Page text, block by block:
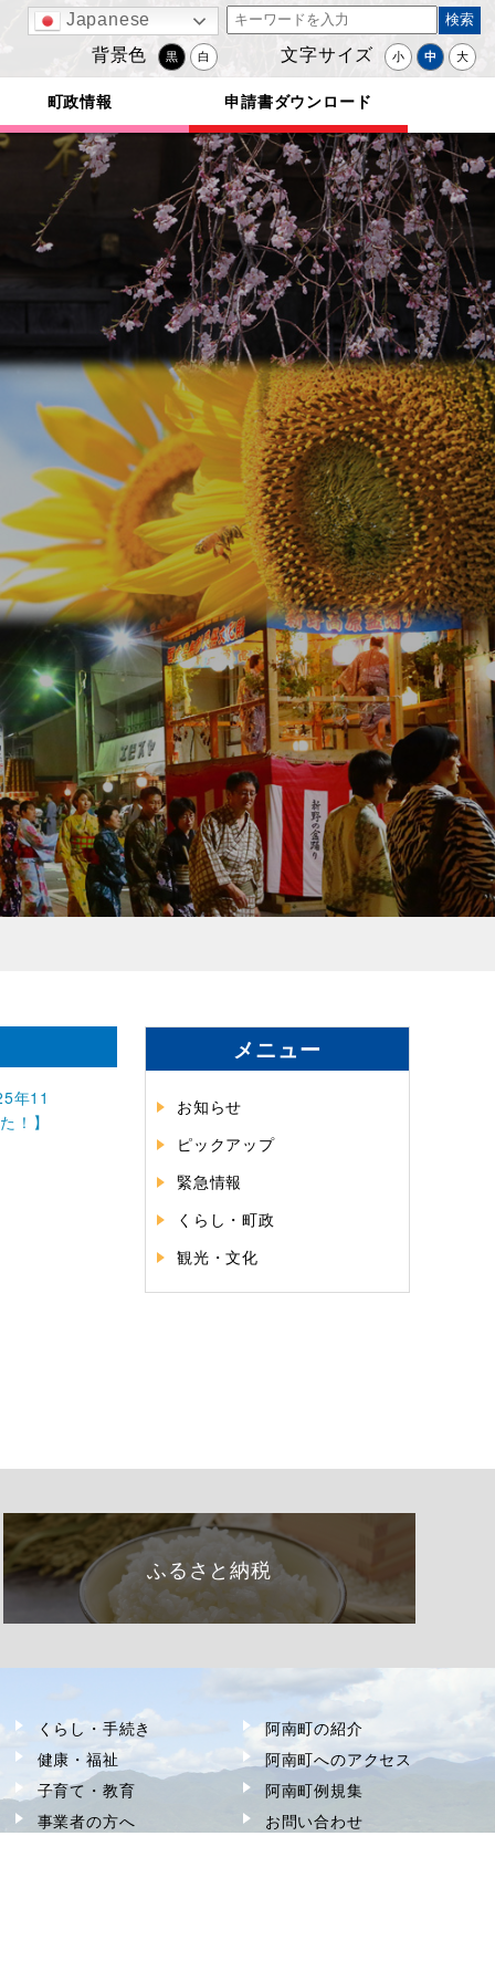
Japanese
背景色 黒 白 文字サイズ 小 中 大
町政情報 申請書ダウンロード
年11
！】
メニュー
お知らせ
ピックアップ
緊急情報
くらし・町政
観光・文化
ふるさと納税
くらし・手続き
健康・福祉
子育て・教育
事業者の方へ
阿南町の紹介
阿南町へのアクセス
阿南町例規集
お問い合わせ